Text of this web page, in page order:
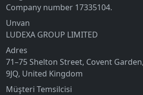
Company number 17335104.
Unvan
LUDEXA GROUP LIMITED
Adres
71–75 Shelton Street, Covent
9JQ, United Kingdom
Müşteri Temsilcisi